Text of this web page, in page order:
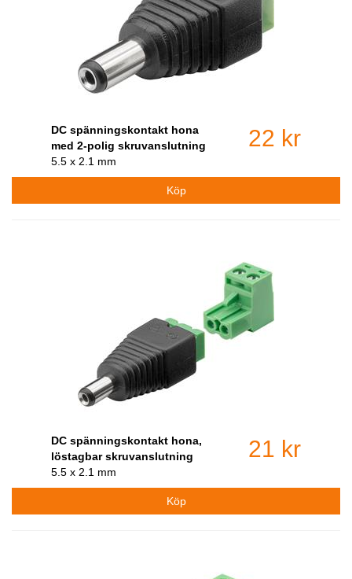
DC spänningskontakt hona
med 2-polig skruvanslutning
5.5 x 2.1 mm
22 kr
DC spänningskontakt hona,
löstagbar skruvanslutning
5.5 x 2.1 mm
21 kr